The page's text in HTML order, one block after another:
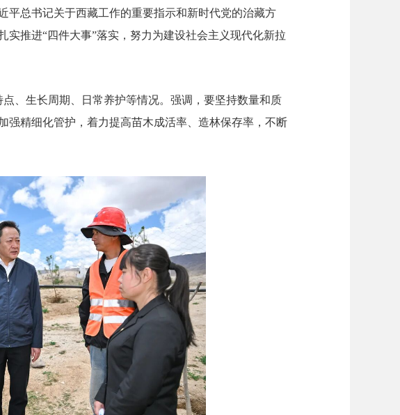
平总书记关于西藏工作的重要指示和新时代党的治藏方
推进“四件大事”落实，努力为建设社会主义现代化新拉
、生长周期、日常养护等情况。强调，要坚持数量和质
强精细化管护，着力提高苗木成活率、造林保存率，不断